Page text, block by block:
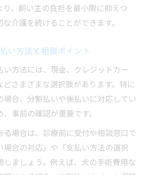
り、飼い主の負担を最小限に抑えつ
介護を続けることができます。
い方法と相談ポイント
い方法には、現金、クレジットカー
どさまざまな選択肢があります。特に
場合、分割払いや後払いに対応してい
事前の確認が重要です。
る場合は、診療前に受付や相談窓口で
場合の対応」や「支払い方法の選択
しましょう。例えば、犬の手術費用な